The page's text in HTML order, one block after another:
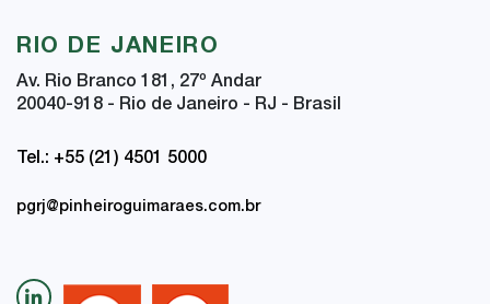
RIO DE JANEIRO
Av. Rio Branco 181, 27º Andar
20040-918 - Rio de Janeiro - RJ - Brasil
Tel.: +55 (21) 4501 5000
pgrj@pinheiroguimaraes.com.br